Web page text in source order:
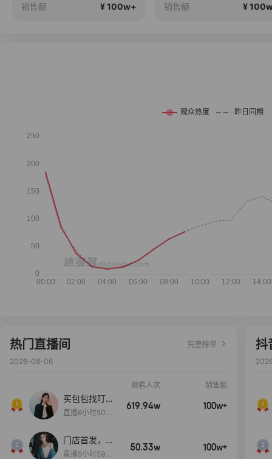
销售额 ¥ 100w+ 销售额 ¥
热门直播间
完整榜单
2026-08-06
观看人次 销售额
买包包找叮
当,一折购！
直播6小时50分
619.94w 100w+
门店首发，秋
款大上新！！
直播5小时59分
50.33w 100w+
抖